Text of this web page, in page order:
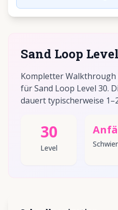
Sand Loop
Kompletter
für Sand Loop Level 30.
dauert typischerweise
30
Level